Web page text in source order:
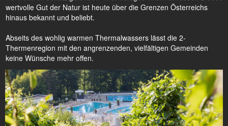
wertvolle Gut der Natur ist heute über die Grenzen Österreichs
hinaus bekannt und beliebt.
Abseits des wohlig warmen Thermalwassers lässt die 2-
Thermenregion mit den angrenzenden, vielfältigen Gemeinden
keine Wünsche mehr offen.